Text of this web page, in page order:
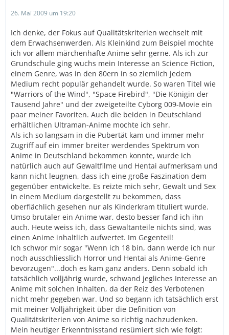
26. Mai 2009 um 19:20
Ich denke, der Fokus auf Qualitätskriterien wechselt mit
dem Erwachsenwerden. Als Kleinkind zum Beispiel mochte
ich vor allem märchenhafte Anime sehr gerne. Als ich zur
Grundschule ging wuchs mein Interesse an Science Fiction,
einem Genre, was in den 80ern in so ziemlich jedem
Medium recht populär gehandelt wurde. So waren Titel wie
"Warriors of the Wind", "Space Firebird", "Die Königin der
Tausend Jahre" und der zweigeteilte Cyborg 009-Movie ein
paar meiner Favoriten. Auch die beiden in Deutschland
erhältlichen Ultraman-Anime mochte ich sehr.
Als ich so langsam in die Pubertät kam und immer mehr
Zugriff auf ein immer breiter werdendes Spektrum von
Anime in Deutschland bekommen konnte, wurde ich
natürlich auch auf Gewaltfilme und Hentai aufmerksam und
kann nicht leugnen, dass ich eine große Faszination dem
gegenüber entwickelte. Es reizte mich sehr, Gewalt und Sex
in einem Medium dargestellt zu bekommen, dass
oberflächlich gesehen nur als Kinderkram tituliert wurde.
Umso brutaler ein Anime war, desto besser fand ich ihn
auch. Heute weiss ich, dass Gewaltanteile nichts sind, was
einen Anime inhaltlich aufwertet. Im Gegenteil!
Ich schwor mir sogar "Wenn ich 18 bin, dann werde ich nur
noch ausschliesslich Horror und Hentai als Anime-Genre
bevorzugen"...doch es kam ganz anders. Denn sobald ich
tatsächlich volljährig wurde, schwand jegliches Interesse an
Anime mit solchen Inhalten, da der Reiz des Verbotenen
nicht mehr gegeben war. Und so begann ich tatsächlich erst
mit meiner Volljährigkeit über die Definition von
Qualitätskriterien von Anime so richtig nachzudenken.
Mein heutiger Erkenntnisstand resümiert sich wie folgt: